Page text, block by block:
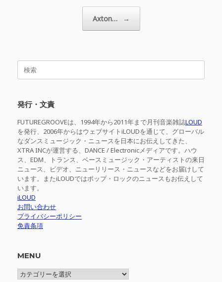
Axton… →
検
発行・文責
FUTUREGROOVEは、1994年から2011年まで月刊音楽雑誌LOUD
を発行、2006年からはウェブサイトiLOUDを通じて、グローバル
なダンスミュージック・ニュースを日本にお伝えしてきた、
XTRA INCが運営する、DANCE / Electronicメディアです。ハウ
ス、EDM、トランス、ベースミュージック・アーティストの来日
ニュース、ビデオ、ニューリリース・ニュースなどをお届けして
います。またiLOUDではポップ・ロックのニュースもお伝えして
います。
iLOUD
お問い合わせ
プライバシーポリシー
免責条項
MENU
MENU